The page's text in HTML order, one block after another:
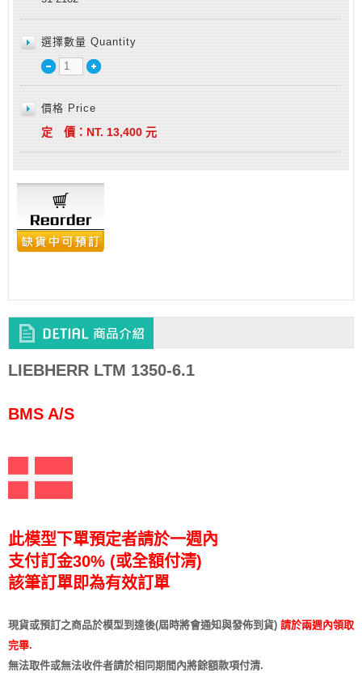
選擇數量 Quantity
價格 Price
定 價： NT. 13,400 元
LIEBHERR LTM 1350-6.1
BMS A/S
此模型下單預定者請於一週內
支付訂金30% (或全額付清)
該筆訂單即為有效訂單
現貨或預訂之商品於模型到達後(屆時將會通知與發佈到貨) 請於兩週內領取
完畢.
無法取件或無法收件者請於相同期間內將餘額款項付清.